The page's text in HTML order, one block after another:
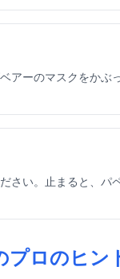
アーのマスクをか
さい。止まると、
プロのヒン